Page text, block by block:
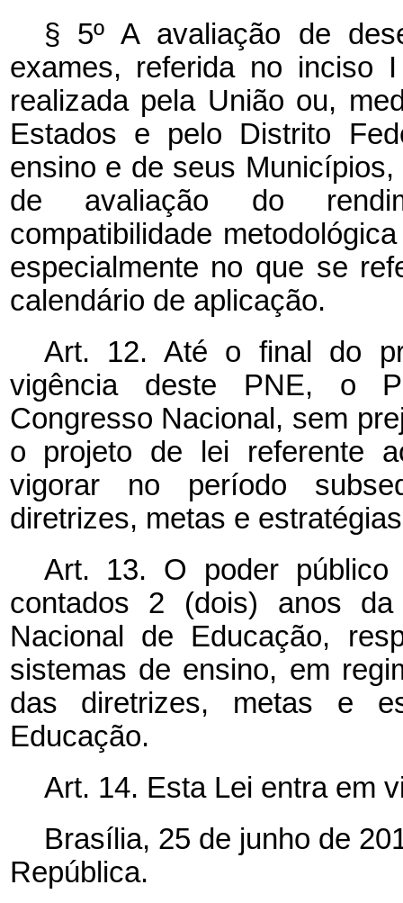
§ 5º A avaliação de
exames, referida no inciso
realizada pela União ou,
Estados e pelo Distrito
ensino e de seus
de avaliação do
compatibilidade
especialmente no que se
calendário de aplicação.
Art. 12. Até o final do
vigência deste PNE, o
Congresso Nacional, sem
o projeto de lei referente
vigorar no período
diretrizes, metas e
Art. 13. O poder público
contados 2 (dois) anos
Nacional de Educação,
sistemas de ensino, em
das diretrizes, metas e
Educação.
Art. 14. Esta Lei entra em
Brasília, 25 de junho de
República.